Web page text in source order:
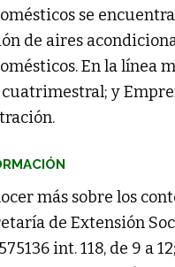
se
de aires
En la línea
y
más sobre los
de Extensión
int. 118, de 9 a